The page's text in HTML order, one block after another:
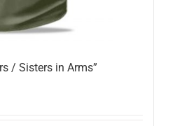
/ Sisters in Arms”